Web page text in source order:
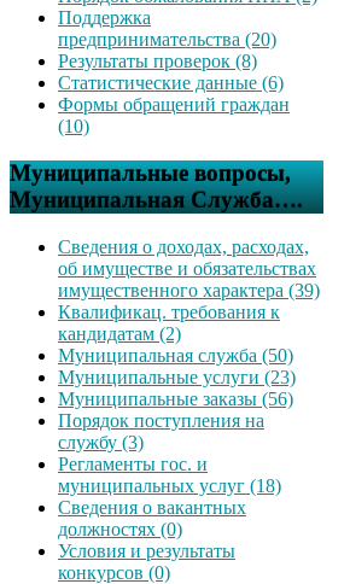
Поддержка
предпринимательства (20)
Результаты проверок (8)
Статистические данные (6)
Формы обращений граждан
(10)
Муниципальные вопросы,
Муниципальная Служба….
Сведения о доходах, расходах,
об имуществе и обязательствах
имущественного характера (39)
Квалификац. требования к
кандидатам (2)
Муниципальная служба (50)
Муниципальные услуги (23)
Муниципальные заказы (56)
Порядок поступления на
службу (3)
Регламенты гос. и
муниципальных услуг (18)
Сведения о вакантных
должностях (0)
Условия и результаты
конкурсов (0)